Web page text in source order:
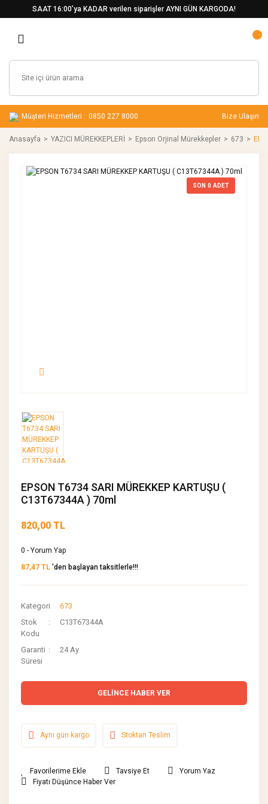
SAAT 16:00’ya KADAR verilen siparişler AYNI GÜN KARGODA!
Müşteri Hizmetleri : 0850 227 8000 Bize Ulaşın
Anasayfa YAZICI MÜREKKEPLERİ Epson Orjinal Mürekkepler 673
SON 0 ADET
EPSON T6734 SARI MÜREKKEP KARTUŞU (
C13T67344A ) 70ml
820,00 TL
0 - Yorum Yap
87,47 TL 'den başlayan taksitlerle!!!
Kategori
673
Stok
Kodu
C13T67344A
Garanti
Süresi
24 Ay
GELİNCE HABER VER
Aynı gün kargo Stoktan Teslim
Tavsiye Et
Yorum Yaz
Fiyatı Düşünce Haber Ver